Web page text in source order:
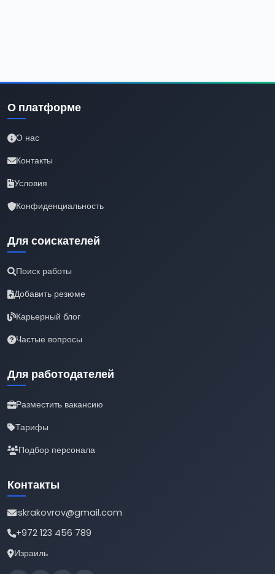
О платформе
О нас
Контакты
Условия
Конфиденциальность
Для соискателей
Поиск работы
Добавить резюме
Карьерный блог
Частые вопросы
Для работодателей
Разместить вакансию
Тарифы
Подбор персонала
Контакты
iskrakovrov@gmail.com
+972 123 456 789
Израиль